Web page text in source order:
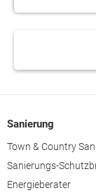
Sanierung
Town & Country
Sanierungs-
Energieberater